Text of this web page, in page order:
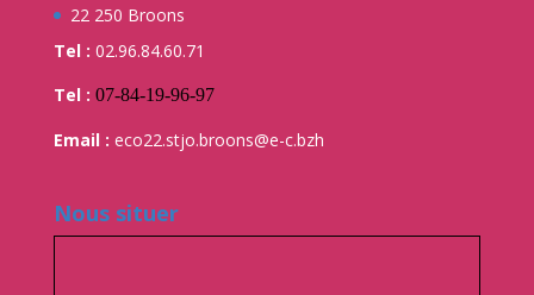
22 250 Broons
Tel : 02.96.84.60.71
Tel : 07-84-19-96-97
Email : eco22.stjo.broons@e-c.bzh
Nous situer